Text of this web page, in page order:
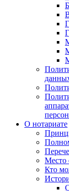
О нотариате
Место
Кто